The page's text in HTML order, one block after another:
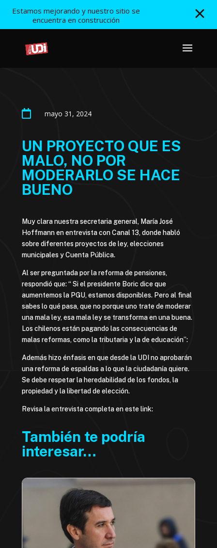
Estamos mejorando y nuestro sitio se
encuentra en construcción
 mayo 31, 2024
UN PROYECTO QUE ES
MALO, NO POR
MODERARLO SE HACE
BUENO
Muy clara nuestra secretaria general, María José
Hoffmann en entrevista con Canal 13, donde habló
sobre diferentes proyectos de ley, elecciones
municipales y Cuenta Pública.
Al ser preguntada por la reforma de pensiones,
respondió que: “ Si el presidente Boric dice que
aumentemos la PGU, estamos disponibles. Pero al final
sabes lo qué pasa, que no porque uno trate de moderar
una mala ley, esa mala ley se transforma en una buena.
Los chilenos están pagando las consecuencias de
malas reformas, como la tributaria y la de educación”:
Además hizo énfasis en que desde la UDI no aprobarán
una reforma de espaldas a lo que la ciudadanía quiere.
Se debe respetar la heredabilidad de los fondos, la
propiedad y la libertad de elección.
Revisa la entrevista completa en este link:
También te podría
interesar…